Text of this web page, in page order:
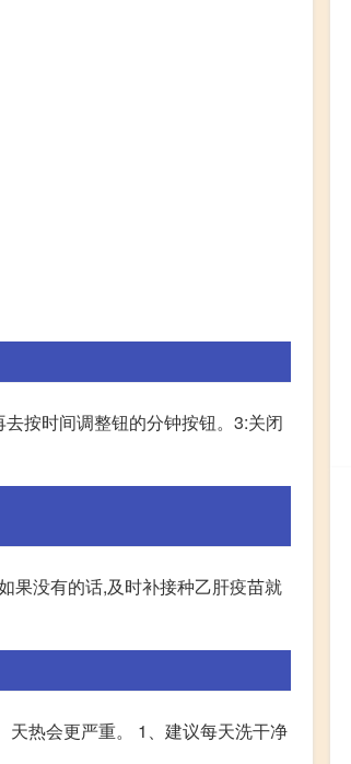
按时间调整钮的分钟按钮。3:关闭
果没有的话,及时补接种乙肝疫苗就
天热会更严重。 1、建议每天洗干净